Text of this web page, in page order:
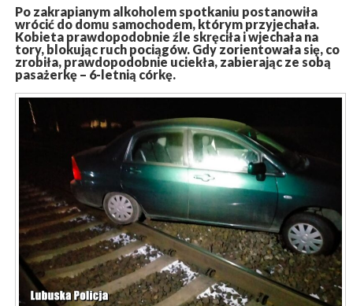
Po zakrapianym alkoholem spotkaniu postanowiła
wrócić do domu samochodem, którym przyjechała.
Kobieta prawdopodobnie źle skręciła i wjechała na
tory, blokując ruch pociągów. Gdy zorientowała się, co
zrobiła, prawdopodobnie uciekła, zabierając ze sobą
pasażerkę – 6-letnią córkę.